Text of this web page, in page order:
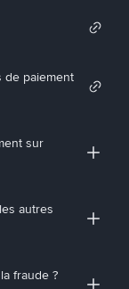
de paiement
sur
autres
fraude ?